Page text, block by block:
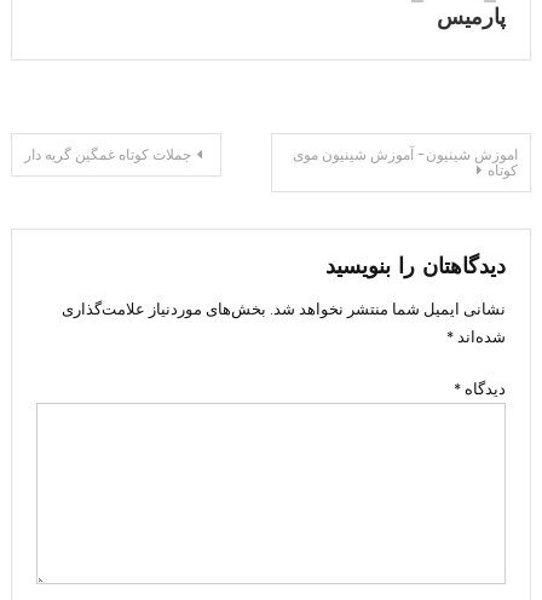
پارمیس
راهبری
جملات کوتاه غمگین گریه دار اموزش شینیون- آموزش شینیون موی
کوتاه
دیدگاهتان را بنویسید
نشانی ایمیل شما منتشر نخواهد شد. بخش‌های موردنیاز علامت‌گذاری
شده‌اند*
دیدگاه *